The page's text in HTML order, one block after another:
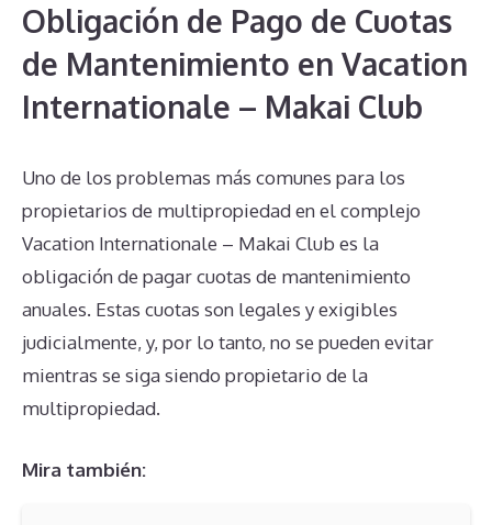
Obligación de Pago de Cuotas
de Mantenimiento en Vacation
Internationale – Makai Club
Uno de los problemas más comunes para los
propietarios de multipropiedad en el complejo
Vacation Internationale – Makai Club es la
obligación de pagar cuotas de mantenimiento
anuales. Estas cuotas son legales y exigibles
judicialmente, y, por lo tanto, no se pueden evitar
mientras se siga siendo propietario de la
multipropiedad.
Mira también: